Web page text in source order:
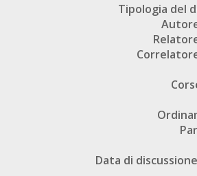
Tipologia del
Data di